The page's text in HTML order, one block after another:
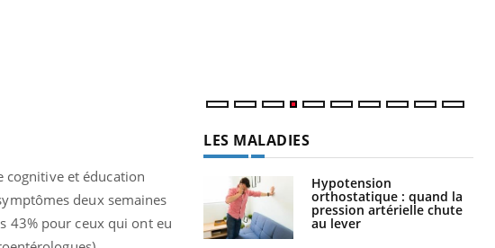
cognitive et éducation
deux semaines
43% pour ceux qui ont eu
LES MALADIES
Hypotension
orthostatique : quand la
pression artérielle chute
au lever